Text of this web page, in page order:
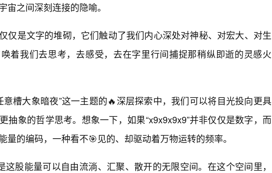
宙之间深刻连接的隐喻。
仅是文字的堆砌，它们触动了我们内心深处对神秘、对宏大、对生
着我们去思考，去感受，去在字里行间捕捉那稍纵即逝的灵感火
意槽大象暗夜”这一主题的🔥深层探索中，我们可以将目光投向更具
抽象的哲学思考。想象一下，如果“x9x9x9x9”并非仅仅是数字，而
量的编码，一种看不🎯见的、却驱动着万物运转的频率。
这股能量可以自由流淌、汇聚、散开的无限空间。在这个空间里，